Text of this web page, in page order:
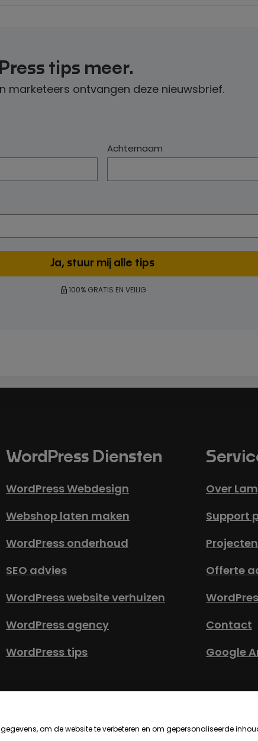
om de website te verbeteren en om gepersonaliseerde
tips meer.
marketeers ontvangen deze nieuwsbrief.
Achternaam
100% GRATIS EN VEILIG
WordPress Diensten
WordPress Webdesign
Webshop laten maken
WordPress onderhoud
SEO advies
WordPress website verhuizen
WordPress agency
WordPress tips
Over
Support
Projecten
Offerte
Contact
Google